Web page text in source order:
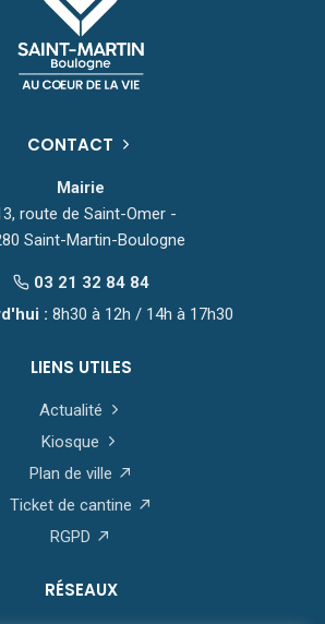
CONTACT
Mairie
route de Saint-Omer -
Saint-Martin-Boulogne
03 21 32 84 84
: 8h30 à 12h / 14h à 17h30
LIENS UTILES
Actualité
Kiosque
Plan de ville
Ticket de cantine
RGPD
RÉSEAUX